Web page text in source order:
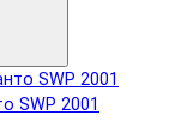
SWP 2001